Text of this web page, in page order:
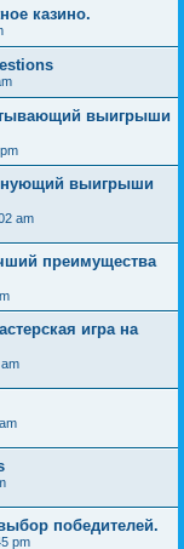
казино.
выигрыши
выигрыши
am
преимущества
игра на
победителей.
pm